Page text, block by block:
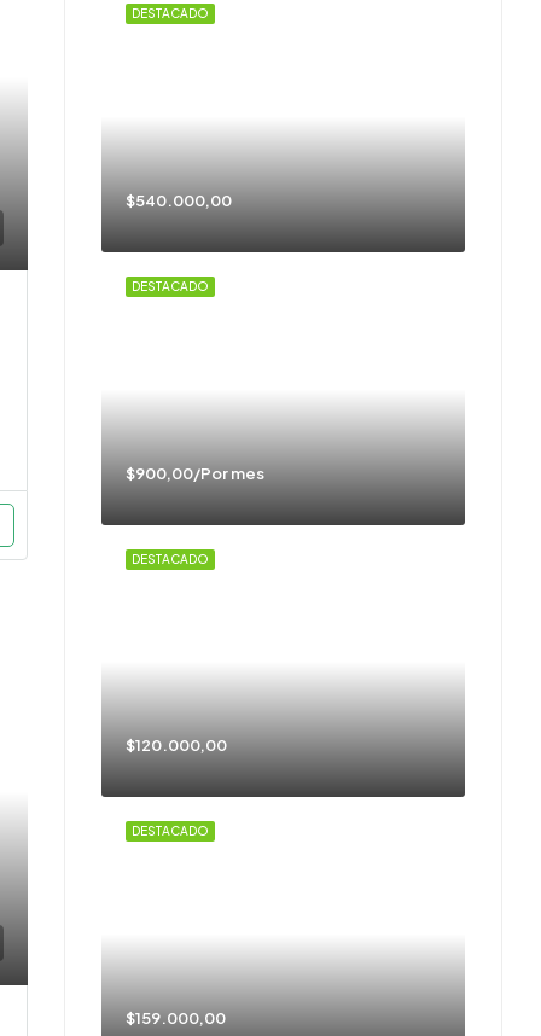
DESTACADO
$540.000,00
DESTACADO
$900,00/Por mes
DESTACADO
$120.000,00
DESTACADO
$159.000,00